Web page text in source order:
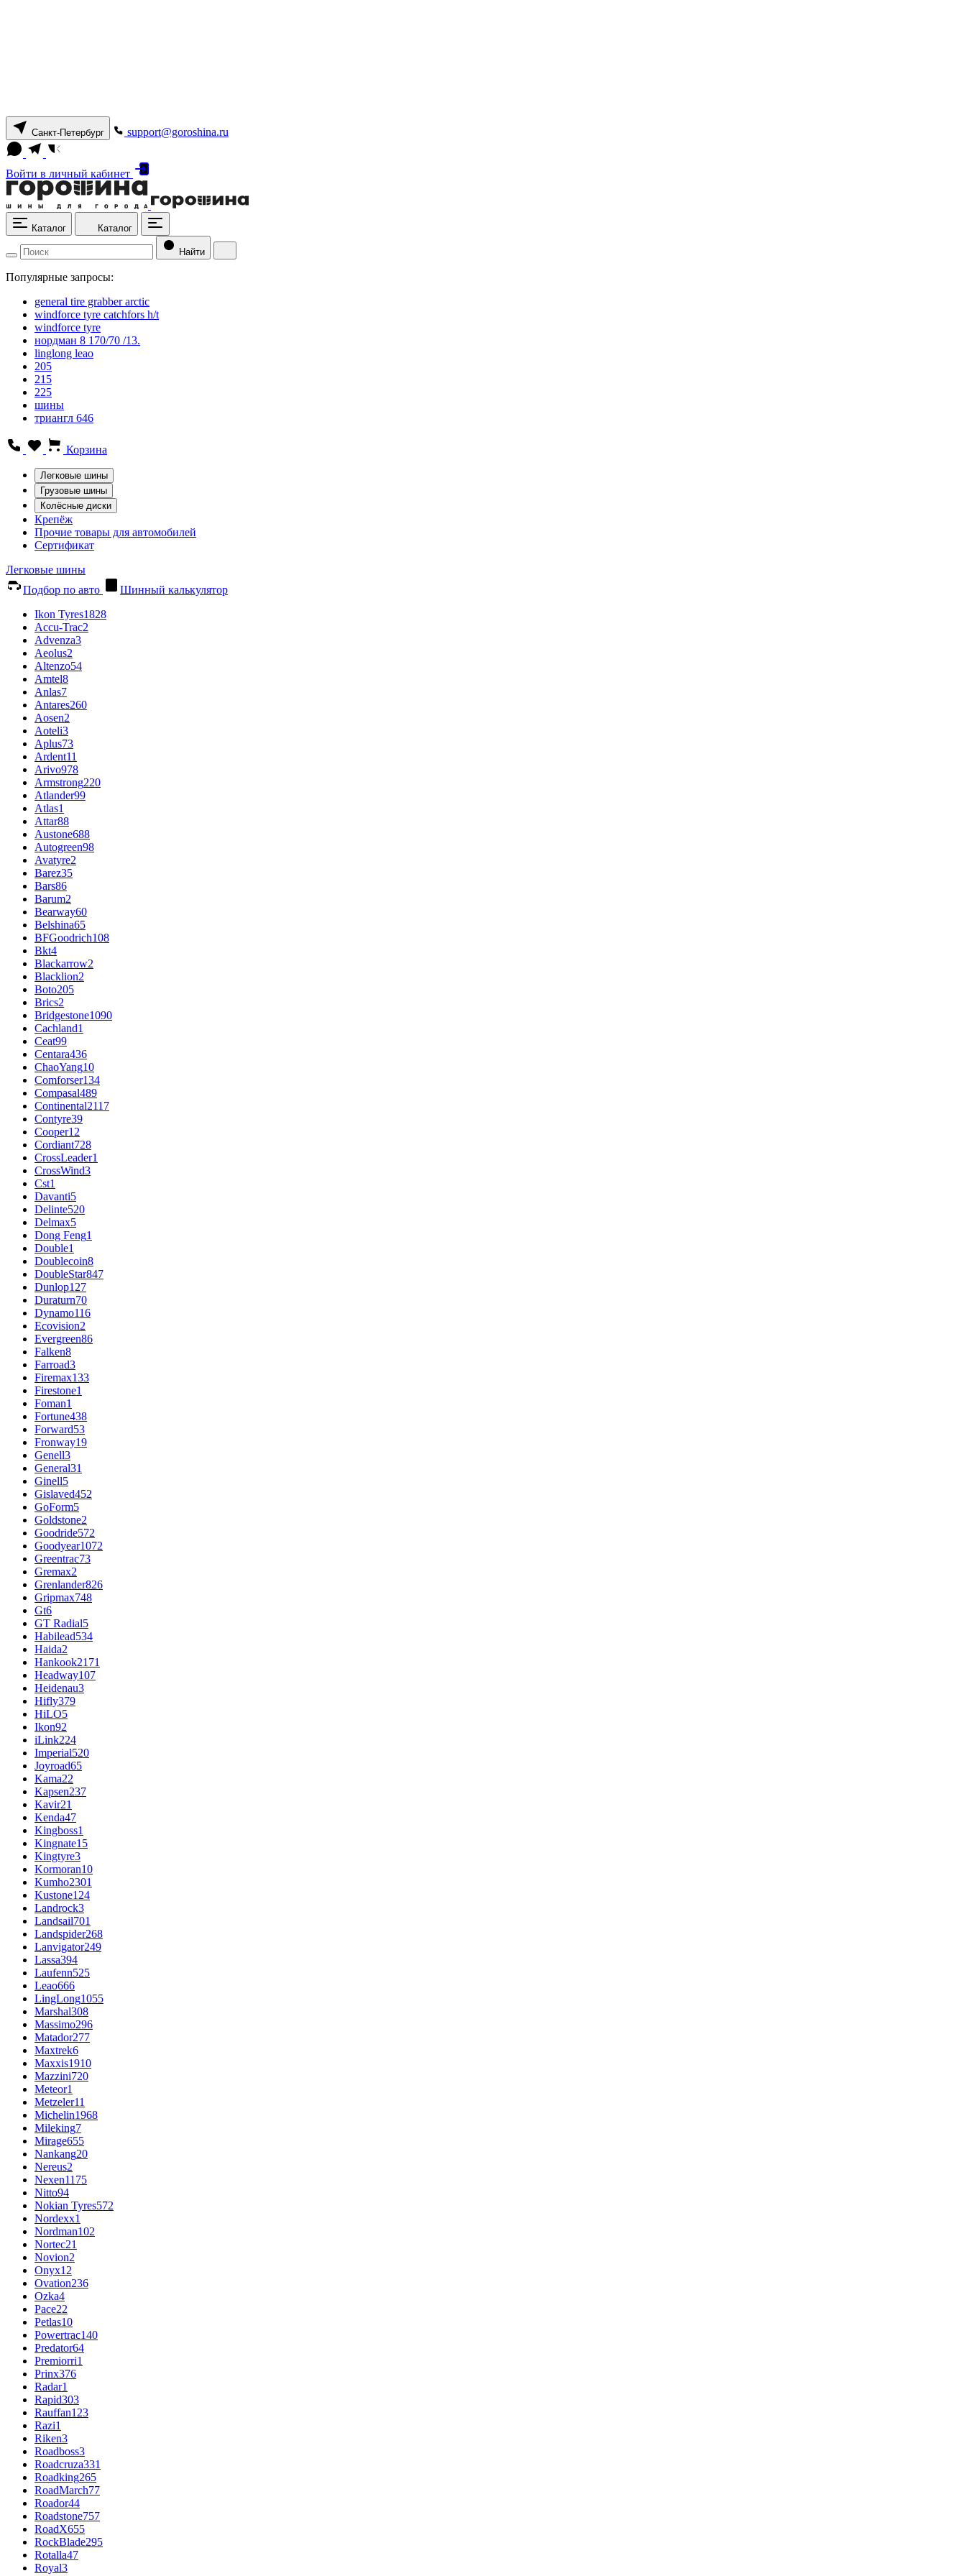
Санкт-Петербург support@goroshina.ru
Войти в личный кабинет
Каталог Каталог
Найти
Популярные запросы:
general tire grabber arctic
windforce tyre catchfors h/t
windforce tyre
нордман 8 170/70 /13.
linglong leao
205
215
225
шины
триангл 646
Корзина
Легковые шины
Грузовые шины
Колёсные диски
Крепёж
Прочие товары для автомобилей
Сертификат
Легковые шины
Подбор по авто
Шинный калькулятор
Ikon Tyres1828
Accu-Trac2
Advenza3
Aeolus2
Altenzo54
Amtel8
Anlas7
Antares260
Aosen2
Aoteli3
Aplus73
Ardent11
Arivo978
Armstrong220
Atlander99
Atlas1
Attar88
Austone688
Autogreen98
Avatyre2
Barez35
Bars86
Barum2
Bearway60
Belshina65
BFGoodrich108
Bkt4
Blackarrow2
Blacklion2
Boto205
Brics2
Bridgestone1090
Cachland1
Ceat99
Centara436
ChaoYang10
Comforser134
Compasal489
Continental2117
Contyre39
Cooper12
Cordiant728
CrossLeader1
CrossWind3
Cst1
Davanti5
Delinte520
Delmax5
Dong Feng1
Double1
Doublecoin8
DoubleStar847
Dunlop127
Duraturn70
Dynamo116
Ecovision2
Evergreen86
Falken8
Farroad3
Firemax133
Firestone1
Foman1
Fortune438
Forward53
Fronway19
Genell3
General31
Ginell5
Gislaved452
GoForm5
Goldstone2
Goodride572
Goodyear1072
Greentrac73
Gremax2
Grenlander826
Gripmax748
Gt6
GT Radial5
Habilead534
Haida2
Hankook2171
Headway107
Heidenau3
Hifly379
HiLO5
Ikon92
iLink224
Imperial520
Joyroad65
Kama22
Kapsen237
Kavir21
Kenda47
Kingboss1
Kingnate15
Kingtyre3
Kormoran10
Kumho2301
Kustone124
Landrock3
Landsail701
Landspider268
Lanvigator249
Lassa394
Laufenn525
Leao666
LingLong1055
Marshal308
Massimo296
Matador277
Maxtrek6
Maxxis1910
Mazzini720
Meteor1
Metzeler11
Michelin1968
Mileking7
Mirage655
Nankang20
Nereus2
Nexen1175
Nitto94
Nokian Tyres572
Nordexx1
Nordman102
Nortec21
Novion2
Onyx12
Ovation236
Ozka4
Pace22
Petlas10
Powertrac140
Predator64
Premiorri1
Prinx376
Radar1
Rapid303
Rauffan123
Razi1
Riken3
Roadboss3
Roadcruza331
Roadking265
RoadMarch77
Roador44
Roadstone757
RoadX655
RockBlade295
Rotalla47
Royal3